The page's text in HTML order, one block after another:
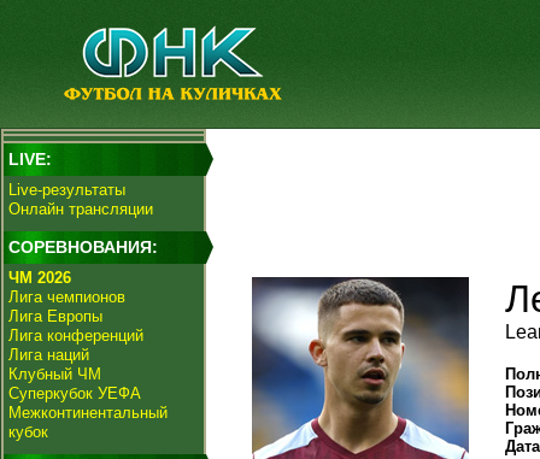
LIVE:
Live-результаты
Онлайн трансляции
СОРЕВНОВАНИЯ:
ЧМ 2026
Лига чемпионов
Лига Европы
Лига конференций
Лига наций
Клубный ЧМ
Суперкубок УЕФА
Межконтинентальный
кубок